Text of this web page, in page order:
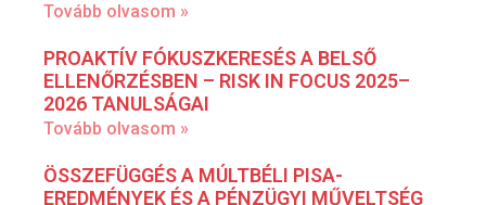
Tovább olvasom »
PROAKTÍV FÓKUSZKERESÉS A BELSŐ
ELLENŐRZÉSBEN – RISK IN FOCUS 2025–
2026 TANULSÁGAI
Tovább olvasom »
ÖSSZEFÜGGÉS A MÚLTBÉLI PISA-
EREDMÉNYEK ÉS A PÉNZÜGYI MŰVELTSÉG